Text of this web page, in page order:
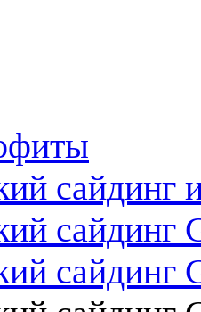
сайдинг
сайдинг
сайдинг